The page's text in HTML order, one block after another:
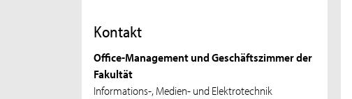
Kontakt
Office-Management und Geschäftszimmer der
Fakultät
Informations-, Medien- und Elektrotechnik